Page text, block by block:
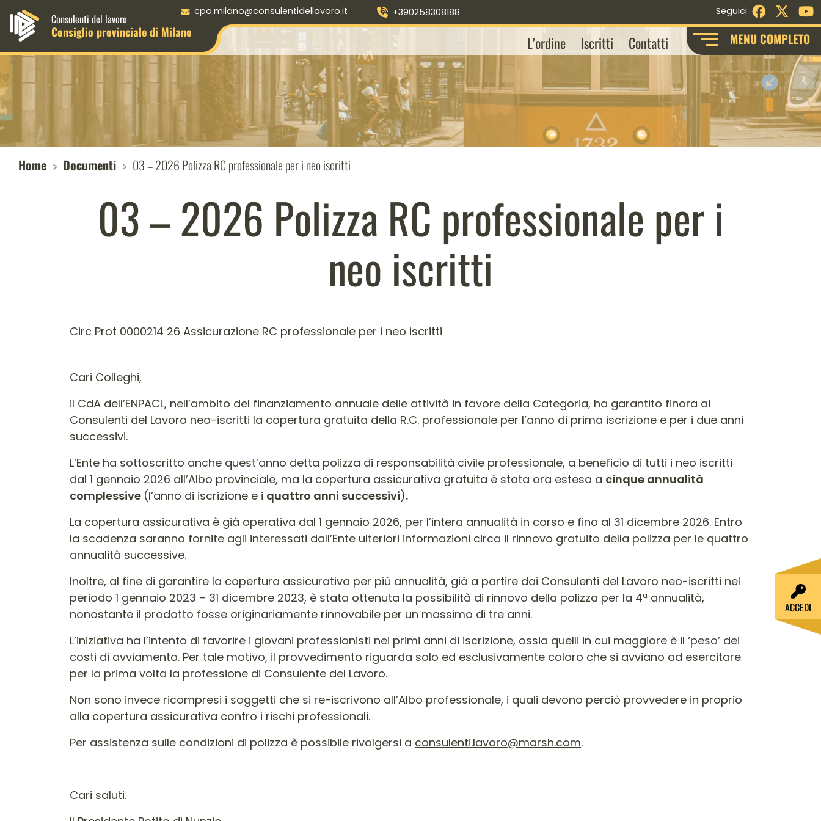
Menu principale desktop
Consulenti del lavoro
Consiglio provinciale di Milano
cpo.milano@consulentidellavoro.it +390258308188 Seguici Facebook
X -
L’ordine Iscritti Contatti MENU COMPLETO
Home Documenti 03 – 2026 Polizza RC professionale per i neo iscritti
03 – 2026 Polizza RC professionale per i
neo iscritti
Circ Prot 0000214 26 Assicurazione RC professionale per i neo iscritti
Cari Colleghi,
il CdA dell’ENPACL, nell’ambito del finanziamento annuale delle attività in favore della Categoria, ha garantito finora ai
Consulenti del Lavoro neo-iscritti la copertura gratuita della R.C. professionale per l’anno di prima iscrizione e per i due anni
successivi.
L’Ente ha sottoscritto anche quest’anno detta polizza di responsabilità civile professionale, a beneficio di tutti i neo iscritti
dal 1 gennaio 2026 all’Albo provinciale, ma la copertura assicurativa gratuita è stata ora estesa a cinque annualità
complessive (l’anno di iscrizione e i quattro anni successivi).
La copertura assicurativa è già operativa dal 1 gennaio 2026, per l’intera annualità in corso e fino al 31 dicembre 2026. Entro
la scadenza saranno fornite agli interessati dall’Ente ulteriori informazioni circa il rinnovo gratuito della polizza per le quattro
annualità successive.
Inoltre, al fine di garantire la copertura assicurativa per più annualità, già a partire dai Consulenti del Lavoro neo-iscritti nel
periodo 1 gennaio 2023 – 31 dicembre 2023, è stata ottenuta la possibilità di rinnovo della polizza per la 4ª annualità,
nonostante il prodotto fosse originariamente rinnovabile per un massimo di tre anni.
L’iniziativa ha l’intento di favorire i giovani professionisti nei primi anni di iscrizione, ossia quelli in cui maggiore è il ‘peso’ dei
costi di avviamento. Per tale motivo, il provvedimento riguarda solo ed esclusivamente coloro che si avviano ad esercitare
per la prima volta la professione di Consulente del Lavoro.
Non sono invece ricompresi i soggetti che si re-iscrivono all’Albo professionale, i quali devono perciò provvedere in proprio
alla copertura assicurativa contro i rischi professionali.
Per assistenza sulle condizioni di polizza è possibile rivolgersi a consulenti.lavoro@marsh.com.
Cari saluti.
ACCEDI